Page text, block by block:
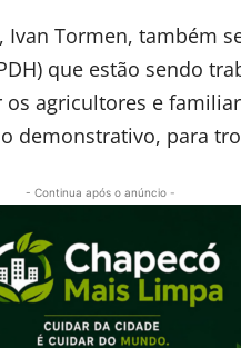
Ivan Tormen, também
que estão sendo
agricultores e
para
- Continua após o anúncio -